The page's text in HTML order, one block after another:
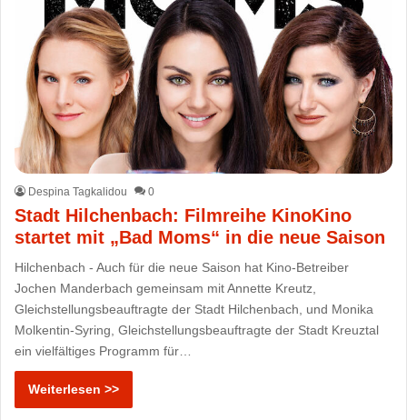
Despina Tagkalidou 0
Stadt Hilchenbach: Filmreihe KinoKino
startet mit „Bad Moms“ in die neue Saison
Hilchenbach - Auch für die neue Saison hat Kino-Betreiber
Jochen Manderbach gemeinsam mit Annette Kreutz,
Gleichstellungsbeauftragte der Stadt Hilchenbach, und Monika
Molkentin-Syring, Gleichstellungsbeauftragte der Stadt Kreuztal
ein vielfältiges Programm für…
Weiterlesen >>